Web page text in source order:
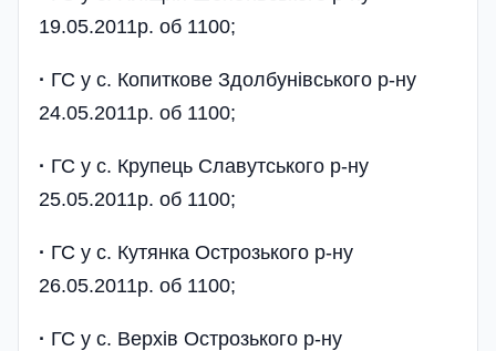
19.05.2011р. об 1100;
· ГС у с. Копиткове Здолбунівського р-ну
24.05.2011р. об 1100;
· ГС у с. Крупець Славутського р-ну
25.05.2011р. об 1100;
· ГС у с. Кутянка Острозького р-ну
26.05.2011р. об 1100;
· ГС у с. Верхів Острозького р-ну